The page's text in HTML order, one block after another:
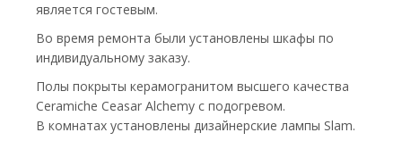
является гостевым.
Во время ремонта были установлены шкафы по
индивидуальному заказу.
Полы покрыты керамогранитом высшего качества
Ceramiche Ceasar Alchemy с подогревом.
В комнатах установлены дизайнерские лампы Slam.